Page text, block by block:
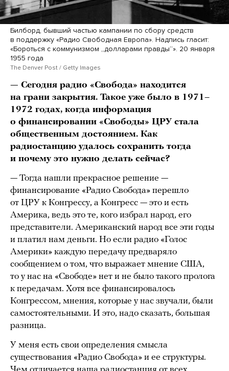
Билборд, бывший частью кампании по сбору средств
в поддержку «Радио Свободная Европа». Надпись гласит:
«Бороться с коммунизмом „долларами правды“». 20 января
1955 года
The Denver Post / Getty Images
— Сегодня радио «Свобода» находится
на грани закрытия. Такое уже было в 1971–
1972 годах, когда информация
о финансировании «Свободы» ЦРУ стала
общественным достоянием. Как
радиостанцию удалось сохранить тогда
и почему это нужно делать сейчас?
— Тогда нашли прекрасное решение —
финансирование «Радио Свобода» перешло
от ЦРУ к Конгрессу, а Конгресс — это и есть
Америка, ведь это те, кого избрал народ, его
представители. Американский народ все эти годы
и платил нам деньги. Но если радио «Голос
Америки» каждую передачу предваряло
сообщением о том, что выражает мнение США,
то у нас на «Свободе» нет и не было такого пролога
к передачам. Хотя все финансировалось
Конгрессом, мнения, которые у нас звучали, были
самостоятельными. И это, надо сказать, большая
разница.
У меня есть свои определения смысла
существования «Радио Свобода» и ее структуры.